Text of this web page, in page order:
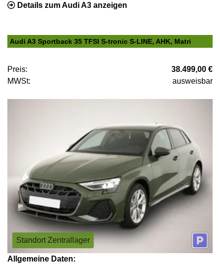
Details zum Audi A3 anzeigen
Audi A3 Sportback 35 TFSI S-tronic S-LINE, AHK, Matri
Preis:
38.499,00 €
MWSt:
ausweisbar
Standort Zentrallager
Allgemeine Daten: